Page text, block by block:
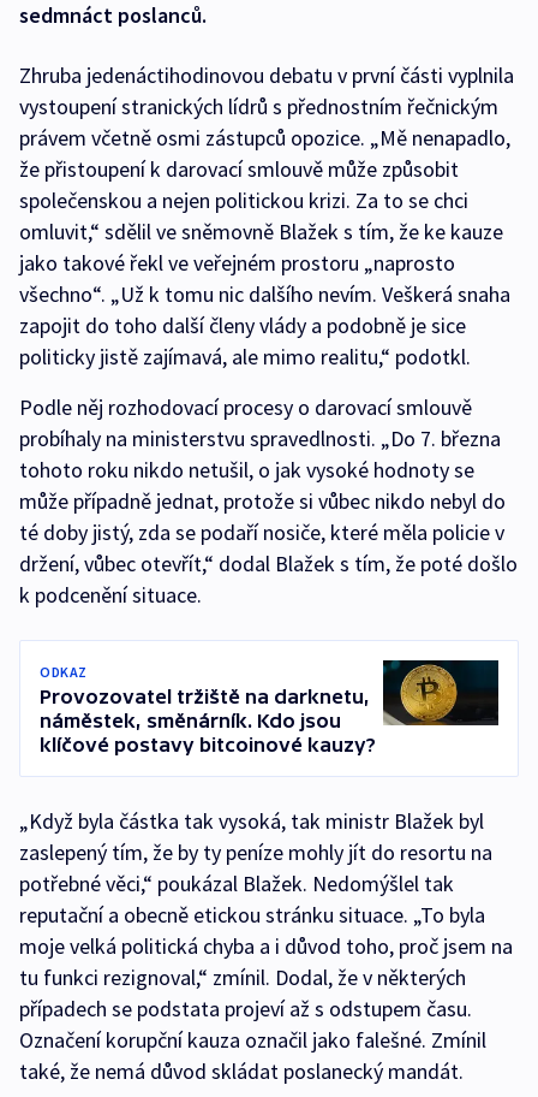
sedmnáct poslanců.
Zhruba jedenáctihodinovou debatu v první části vyplnila
vystoupení stranických lídrů s přednostním řečnickým
právem včetně osmi zástupců opozice. „Mě nenapadlo,
že přistoupení k darovací smlouvě může způsobit
společenskou a nejen politickou krizi. Za to se chci
omluvit,“ sdělil ve sněmovně Blažek s tím, že ke kauze
jako takové řekl ve veřejném prostoru „naprosto
všechno“. „Už k tomu nic dalšího nevím. Veškerá snaha
zapojit do toho další členy vlády a podobně je sice
politicky jistě zajímavá, ale mimo realitu,“ podotkl.
Podle něj rozhodovací procesy o darovací smlouvě
probíhaly na ministerstvu spravedlnosti. „Do 7. března
tohoto roku nikdo netušil, o jak vysoké hodnoty se
může případně jednat, protože si vůbec nikdo nebyl do
té doby jistý, zda se podaří nosiče, které měla policie v
držení, vůbec otevřít,“ dodal Blažek s tím, že poté došlo
k podcenění situace.
ODKAZ
Provozovatel tržiště na darknetu,
náměstek, směnárník. Kdo jsou
klíčové postavy bitcoinové kauzy?
„Když byla částka tak vysoká, tak ministr Blažek byl
zaslepený tím, že by ty peníze mohly jít do resortu na
potřebné věci,“ poukázal Blažek. Nedomýšlel tak
reputační a obecně etickou stránku situace. „To byla
moje velká politická chyba a i důvod toho, proč jsem na
tu funkci rezignoval,“ zmínil. Dodal, že v některých
případech se podstata projeví až s odstupem času.
Označení korupční kauza označil jako falešné. Zmínil
také, že nemá důvod skládat poslanecký mandát.